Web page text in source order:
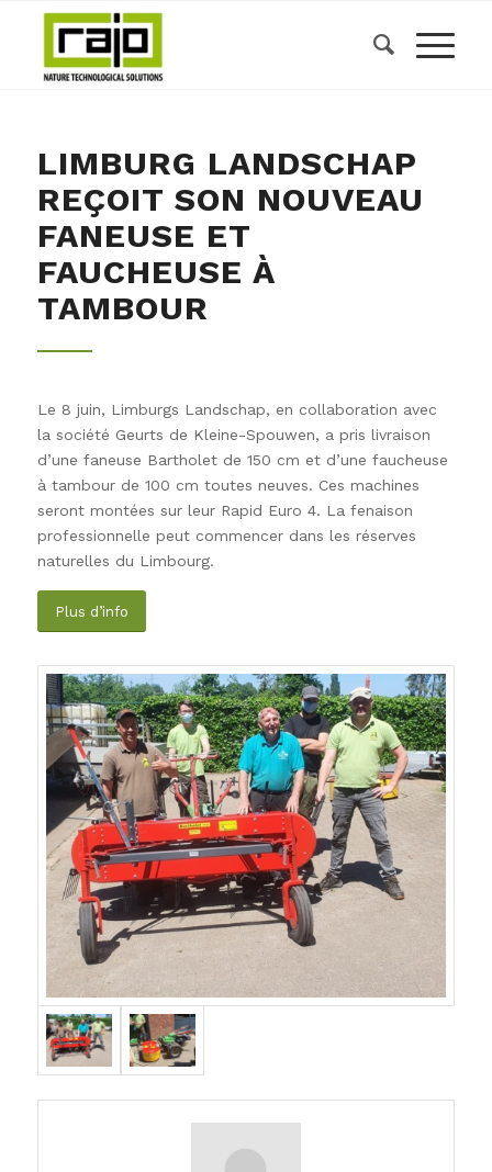
LIMBURG LANDSCHAP
REÇOIT SON NOUVEAU
FANEUSE ET
FAUCHEUSE À
TAMBOUR
Le 8 juin, Limburgs Landschap, en collaboration avec
la société Geurts de Kleine-Spouwen, a pris livraison
d’une faneuse Bartholet de 150 cm et d’une faucheuse
à tambour de 100 cm toutes neuves. Ces machines
seront montées sur leur Rapid Euro 4. La fenaison
professionnelle peut commencer dans les réserves
naturelles du Limbourg.
Plus d’info